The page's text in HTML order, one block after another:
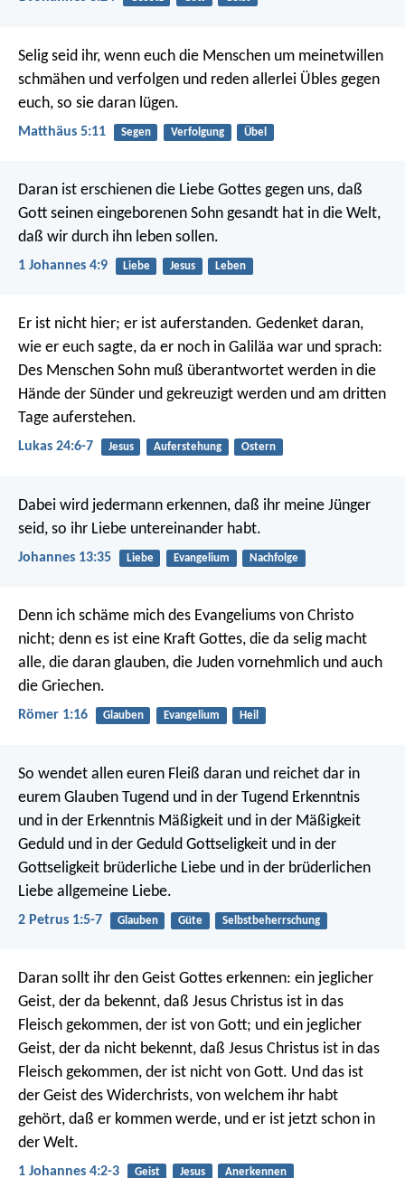
Selig seid ihr, wenn euch die Menschen um meinetwillen
schmähen und verfolgen und reden allerlei Übles gegen
euch, so sie daran lügen.
Matthäus 5:11 Segen Verfolgung Übel
Daran ist erschienen die Liebe Gottes gegen uns, daß
Gott seinen eingeborenen Sohn gesandt hat in die Welt,
daß wir durch ihn leben sollen.
1 Johannes 4:9 Liebe Jesus Leben
Er ist nicht hier; er ist auferstanden. Gedenket daran,
wie er euch sagte, da er noch in Galiläa war und sprach:
Des Menschen Sohn muß überantwortet werden in die
Hände der Sünder und gekreuzigt werden und am dritten
Tage auferstehen.
Lukas 24:6-7 Jesus Auferstehung Ostern
Dabei wird jedermann erkennen, daß ihr meine Jünger
seid, so ihr Liebe untereinander habt.
Johannes 13:35 Liebe Evangelium Nachfolge
Denn ich schäme mich des Evangeliums von Christo
nicht; denn es ist eine Kraft Gottes, die da selig macht
alle, die daran glauben, die Juden vornehmlich und auch
die Griechen.
Römer 1:16 Glauben Evangelium Heil
So wendet allen euren Fleiß daran und reichet dar in
eurem Glauben Tugend und in der Tugend Erkenntnis
und in der Erkenntnis Mäßigkeit und in der Mäßigkeit
Geduld und in der Geduld Gottseligkeit und in der
Gottseligkeit brüderliche Liebe und in der brüderlichen
Liebe allgemeine Liebe.
2 Petrus 1:5-7 Glauben Güte Selbstbeherrschung
Daran sollt ihr den Geist Gottes erkennen: ein jeglicher
Geist, der da bekennt, daß Jesus Christus ist in das
Fleisch gekommen, der ist von Gott; und ein jeglicher
Geist, der da nicht bekennt, daß Jesus Christus ist in das
Fleisch gekommen, der ist nicht von Gott. Und das ist
der Geist des Widerchrists, von welchem ihr habt
gehört, daß er kommen werde, und er ist jetzt schon in
der Welt.
1 Johannes 4:2-3 Geist Jesus Anerkennen